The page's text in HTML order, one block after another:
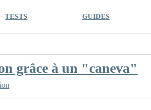
TESTS GUIDES
grâce à un "caneva"